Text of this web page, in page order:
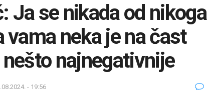
Ja se nikada od nikoga
vama neka je na čast
najnegativnije
- 19:56